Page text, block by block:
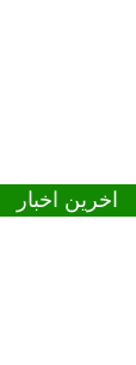
اخرین اخبار